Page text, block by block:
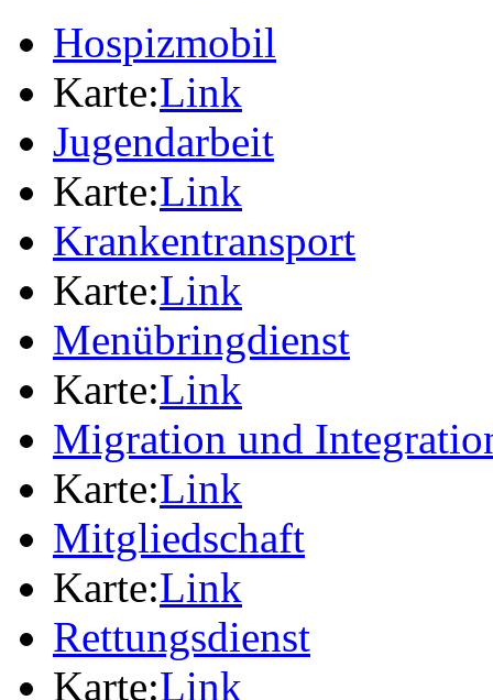
Hospizmobil
Karte:Link
Jugendarbeit
Karte:Link
Krankentransport
Karte:Link
Menübringdienst
Karte:Link
Migration und
Karte:Link
Mitgliedschaft
Karte:Link
Rettungsdienst
Karte:Link